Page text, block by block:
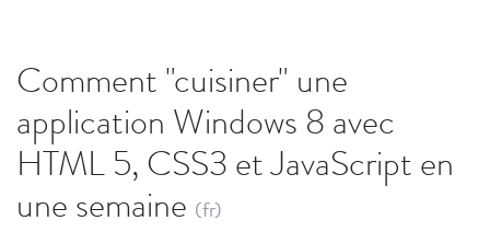
Comment "cuisiner" une
application Windows 8 avec
HTML 5, CSS3 et JavaScript en
une semaine (fr)